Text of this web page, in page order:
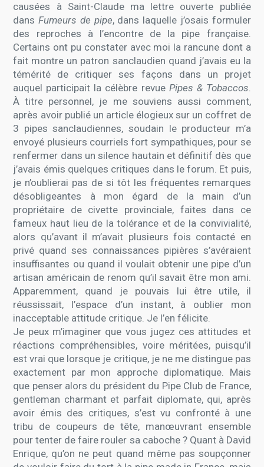
causées à Saint-Claude ma lettre ouverte publiée
dansFumeurs de pipe, dans laquelle j’osais formuler
des reproches à l’encontre de la pipe française.
Certains ont pu constater avec moi la rancune dont a
fait montre un patron sanclaudien quand j’avais eu la
témérité de critiquer ses façons dans un projet
auquel participait la célèbre revue Pipes & Tobaccos.
À titre personnel, je me souviens aussi comment,
après avoir publié un article élogieux sur un coffret de
3 pipes sanclaudiennes, soudain le producteur m’a
envoyé plusieurs courriels fort sympathiques, pour se
renfermer dans un silence hautain et définitif dès que
j’avais émis quelques critiques dans le forum. Et puis,
je n’oublierai pas de si tôt les fréquentes remarques
désobligeantes à mon égard de la main d’un
propriétaire de civette provinciale, faites dans ce
fameux haut lieu de la tolérance et de la convivialité,
alors qu’avant il m’avait plusieurs fois contacté en
privé quand ses connaissances pipières s’avéraient
insuffisantes ou quand il voulait obtenir une pipe d’un
artisan américain de renom qu’il savait être mon ami.
Apparemment, quand je pouvais lui être utile, il
réussissait, l’espace d’un instant, à oublier mon
inacceptable attitude critique. Je l’en félicite.
Je peux m’imaginer que vous jugez ces attitudes et
réactions compréhensibles, voire méritées, puisqu’il
est vrai que lorsque je critique, je ne me distingue pas
exactement par mon approche diplomatique. Mais
que penser alors du président du Pipe Club de France,
gentleman charmant et parfait diplomate, qui, après
avoir émis des critiques, s’est vu confronté à une
tribu de coupeurs de tête, manœuvrant ensemble
pour tenter de faire rouler sa caboche ? Quant à David
Enrique, qu’on ne peut quand même pas soupçonner